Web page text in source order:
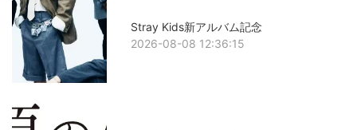
Stray Kids新アルバム記念
2026-08-08 12:36:15